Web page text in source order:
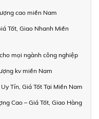
cao miền Nam
Tốt, Giao Nhanh Miền
mọi ngành công nghiệp
kv miền Nam
Tín, Giá Tốt Tại Miền Nam
Cao – Giá Tốt, Giao Hàng